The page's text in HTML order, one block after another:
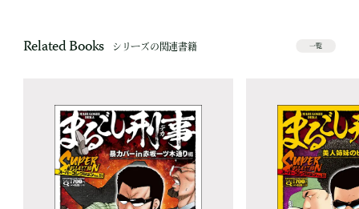
Related Books シリーズの関連書籍 一覧